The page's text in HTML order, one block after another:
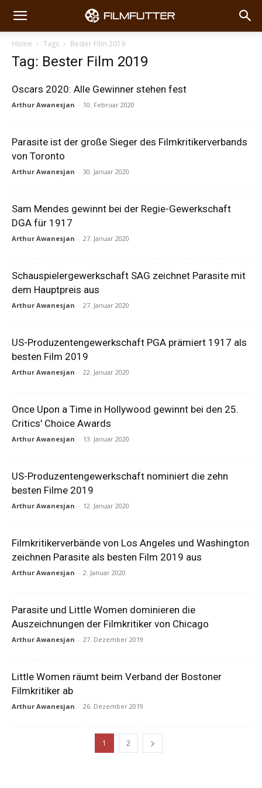
Home Tags Bester Film 2019
Tag: Bester Film 2019
Oscars 2020: Alle Gewinner stehen fest
Arthur Awanesjan - 10. Februar 2020
Parasite ist der große Sieger des Filmkritikerverbands
von Toronto
Arthur Awanesjan - 30. Januar 2020
Sam Mendes gewinnt bei der Regie-Gewerkschaft
DGA für 1917
Arthur Awanesjan - 27. Januar 2020
Schauspielergewerkschaft SAG zeichnet Parasite mit
dem Hauptpreis aus
Arthur Awanesjan - 27. Januar 2020
US-Produzentengewerkschaft PGA prämiert 1917 als
besten Film 2019
Arthur Awanesjan - 22. Januar 2020
Once Upon a Time in Hollywood gewinnt bei den 25.
Critics' Choice Awards
Arthur Awanesjan - 13. Januar 2020
US-Produzentengewerkschaft nominiert die zehn
besten Filme 2019
Arthur Awanesjan - 12. Januar 2020
Filmkritikerverbände von Los Angeles und Washington
zeichnen Parasite als besten Film 2019 aus
Arthur Awanesjan - 2. Januar 2020
Parasite und Little Women dominieren die
Auszeichnungen der Filmkritiker von Chicago
Arthur Awanesjan - 27. Dezember 2019
Little Women räumt beim Verband der Bostoner
Filmkritiker ab
Arthur Awanesjan - 26. Dezember 2019
1 2